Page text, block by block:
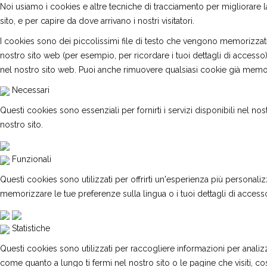
Noi usiamo i cookies e altre tecniche di tracciamento per
sito, e per capire da dove arrivano i nostri visitatori.
I cookies sono dei piccolissimi file di testo che vengono
nostro sito web (per esempio, per ricordare i tuoi dettagli di
nel nostro sito web. Puoi anche rimuovere qualsiasi cookie già
Necessari
Questi cookies sono essenziali per fornirti i servizi disponibili nel
nostro sito.
Funzionali
Questi cookies sono utilizzati per offrirti un'esperienza più
memorizzare le tue preferenze sulla lingua o i tuoi dettagli di
Statistiche
Questi cookies sono utilizzati per raccogliere informazioni per
come quanto a lungo ti fermi nel nostro sito o le pagine che visiti,